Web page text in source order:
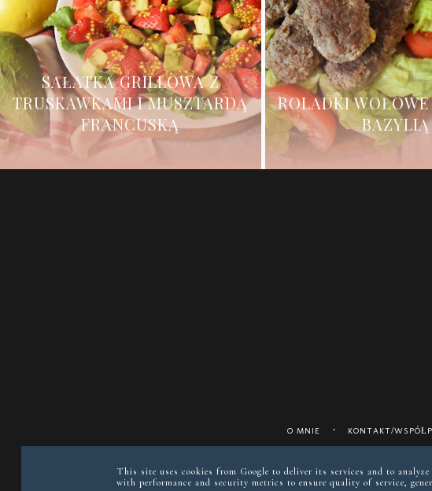
SAŁATKA GRILLOWA Z
TRUSKAWKAMI I MUSZTARDĄ
FRANCUSKĄ
ROLADKI
BAZYLIĄ
O MNIE KONTAKT/
This site uses cookies from Google to deliver its services and to
with performance and security metrics to ensure quality of service,